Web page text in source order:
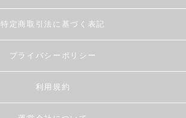
特定商取引法に基づく表記
プライバシーポリシー
利用規約